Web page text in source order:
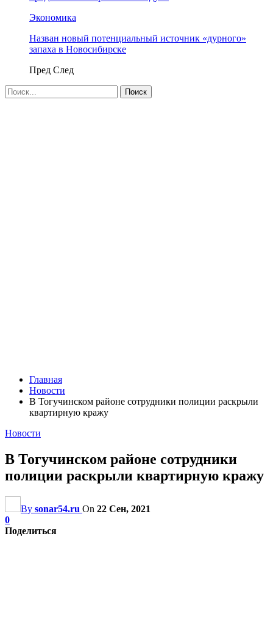
Экономика
Назван новый потенциальный источник «дурного»
запаха в Новосибирске
Пред След
Главная
Новости
В Тогучинском районе сотрудники полиции раскрыли
квартирную кражу
Новости
В Тогучинском районе сотрудники
полиции раскрыли квартирную кражу
By sonar54.ru On 22 Сен, 2021
0
Поделиться